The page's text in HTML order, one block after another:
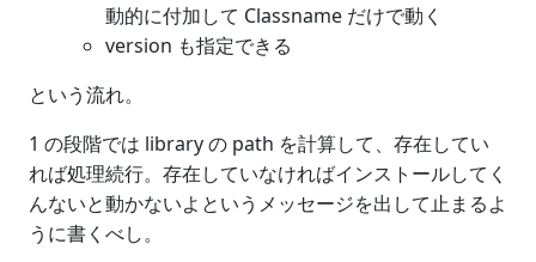
動的に付加して Classname だけで動く
version も指定できる
という流れ。
1 の段階では library の path を計算して、存在してい
れば処理続行。存在していなければインストールしてく
んないと動かないよというメッセージを出して止まるよ
うに書くべし。